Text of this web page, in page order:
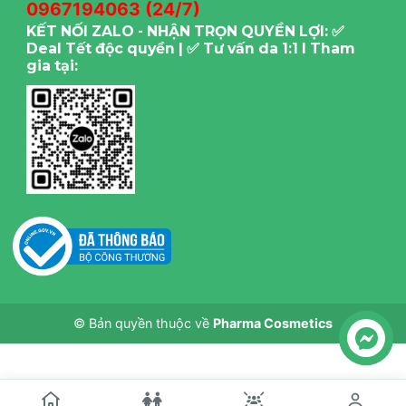
kem chống nắng phổ rộng vào ban ngày.
0967194063 (24/7)
KẾT NỐI ZALO - NHẬN TRỌN QUYỀN LỢI: ✅
Deal Tết độc quyền | ✅ Tư vấn da 1:1 I Tham
gia tại:
© Bản quyền thuộc về Pharma Cosmetics